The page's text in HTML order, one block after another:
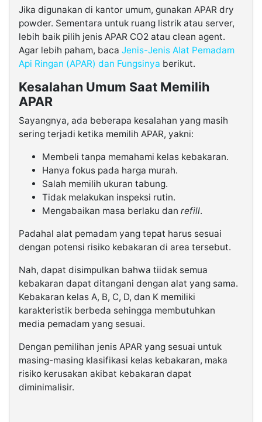
Jika digunakan di kantor umum, gunakan APAR dry
powder. Sementara untuk ruang listrik atau server,
lebih baik pilih jenis APAR CO2 atau clean agent.
Agar lebih paham, baca Jenis-Jenis Alat Pemadam
Api Ringan (APAR) dan Fungsinya berikut.
Kesalahan Umum Saat Memilih
APAR
Sayangnya, ada beberapa kesalahan yang masih
sering terjadi ketika memilih APAR, yakni:
Membeli tanpa memahami kelas kebakaran.
Hanya fokus pada harga murah.
Salah memilih ukuran tabung.
Tidak melakukan inspeksi rutin.
Mengabaikan masa berlaku dan refill.
Padahal alat pemadam yang tepat harus sesuai
dengan potensi risiko kebakaran di area tersebut.
Nah, dapat disimpulkan bahwa tiidak semua
kebakaran dapat ditangani dengan alat yang sama.
Kebakaran kelas A, B, C, D, dan K memiliki
karakteristik berbeda sehingga membutuhkan
media pemadam yang sesuai.
Dengan pemilihan jenis APAR yang sesuai untuk
masing-masing klasifikasi kelas kebakaran, maka
risiko kerusakan akibat kebakaran dapat
diminimalisir.